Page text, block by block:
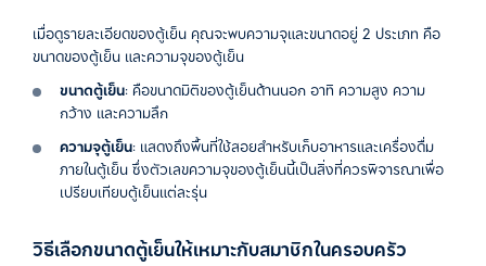
เมื่อดูรายละเอียดของตู้เย็น คุณจะพบความจุและขนาดอยู่ 2 ประเภท คือ
ขนาดของตู้เย็น และความจุของตู้เย็น
ขนาดตู้เย็น: คือขนาดมิติของตู้เย็นด้านนอก อาทิ ความสูง ความ
กว้าง และความลึก
ความจุตู้เย็น: แสดงถึงพื้นที่ใช้สอยสำหรับเก็บอาหารและเครื่องดื่ม
ภายในตู้เย็น ซึ่งตัวเลขความจุของตู้เย็นนี้เป็นสิ่งที่ควรพิจารณาเพื่อ
เปรียบเทียบตู้เย็นแต่ละรุ่น
วิธีเลือกขนาดตู้เย็นให้เหมาะกับสมาชิกในครอบครัว